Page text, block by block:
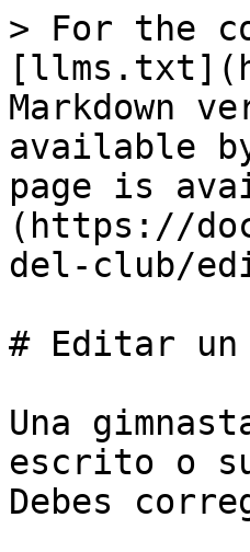
> For the
Markdown
available
page is
(https://
del-club/
# Editar un
Una
escrito o
Debes